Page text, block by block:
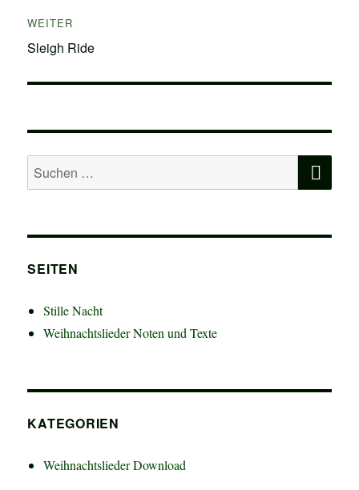
WEITER
Nächster
Sleigh Ride
Suchen
nach:
SEITEN
Stille Nacht
Weihnachtslieder Noten und Texte
KATEGORIEN
Weihnachtslieder Download